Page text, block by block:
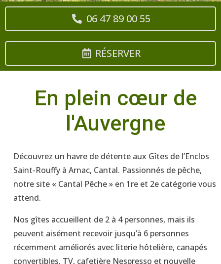
06 47 89 00 55
RÉSERVER
En plein cœur de
l'Auvergne
Découvrez un havre de détente aux Gîtes de l’Enclos
Saint-Rouffy à Arnac, Cantal. Passionnés de pêche,
notre site « Cantal Pêche » en 1re et 2e catégorie vous
attend.
Nos gîtes accueillent de 2 à 4 personnes, mais ils
peuvent aisément recevoir jusqu’à 6 personnes
récemment améliorés avec literie hôtelière, canapés
convertibles, TV, cafetière Nespresso et nouvelle